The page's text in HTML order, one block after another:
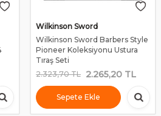
Wilkinson Sword
Wilkinson Sword Barbers Style
Pioneer Koleksiyonu Ustura
Tıraş Seti
2.323,70TL 2.265,20 TL
Sepete Ekle